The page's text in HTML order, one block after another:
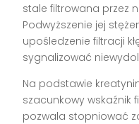
stale filtrowana przez
Podwyższenie jej
upośledzenie filtracji
sygnalizować
Na podstawie
szacunkowy wskaźnik
pozwala stopniować